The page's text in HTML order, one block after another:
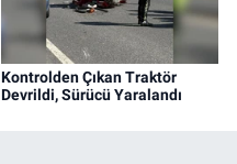
Kontrolden Çıkan Traktör
Devrildi, Sürücü Yaralandı